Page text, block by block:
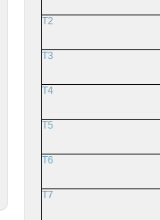
T2
T3
T4
T5
T6
T7